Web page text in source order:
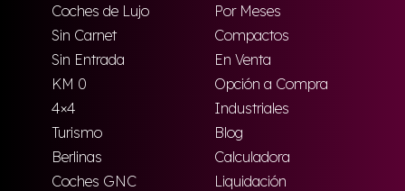
Coches de Lujo
Por Meses
Sin Carnet
Compactos
Sin Entrada
En Venta
KM 0
Opción a Compra
4×4
Industriales
Turismo
Blog
Berlinas
Calculadora
Coches GNC
Liquidación